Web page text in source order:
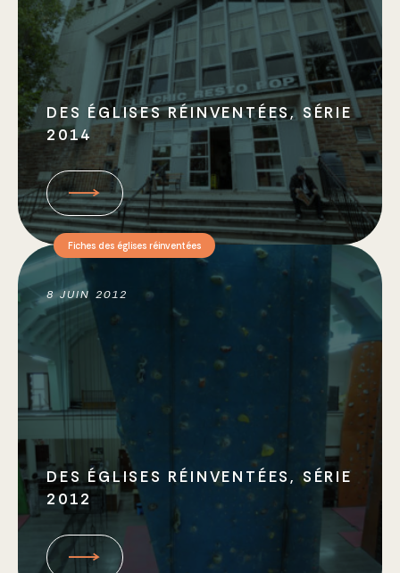
DES ÉGLISES RÉINVENTÉES, SÉRIE
2014
8 JUIN 2012
Fiches des églises réinventées
DES ÉGLISES RÉINVENTÉES, SÉRIE
2012